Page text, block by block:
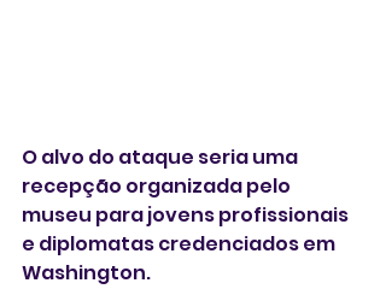
O alvo do ataque seria uma
recepção organizada pelo
museu para jovens profissionais
e diplomatas credenciados em
Washington.